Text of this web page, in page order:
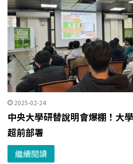
2025-02-24
中央大學研替說明會爆棚！大
超前部署
繼續閱讀